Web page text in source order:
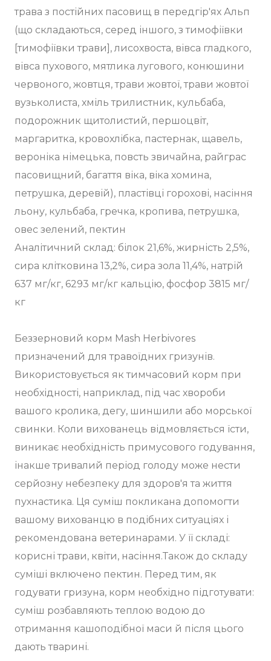
трава з постійних пасовищ в передгір'ях Альп
(що складаються, серед іншого, з тимофіївки
[тимофіївки трави], лисохвоста, вівса гладкого,
вівса пухового, мятлика лугового, конюшини
червоного, жовтця, трави жовтої, трави жовтої
вузьколиста, хміль трилистник, кульбаба,
подорожник щитолистий, першоцвіт,
маргаритка, кровохлібка, пастернак, щавель,
вероніка німецька, повсть звичайна, райграс
пасовищний, багаття віка, віка хомина,
петрушка, деревій), пластівці горохові, насіння
льону, кульбаба, гречка, кропива, петрушка,
овес зелений, пектин
Аналітичний склад: білок 21,6%, жирність 2,5%,
сира клітковина 13,2%, сира зола 11,4%, натрій
637 мг/кг, 6293 мг/кг кальцію, фосфор 3815 мг/
кг
Беззерновий корм Mash Herbivores
призначений для травоїдних гризунів.
Використовується як тимчасовий корм при
необхідності, наприклад, під час хвороби
вашого кролика, дегу, шиншили або морської
свинки. Коли вихованець відмовляється їсти,
виникає необхідність примусового годування,
інакше тривалий період голоду може нести
серйозну небезпеку для здоров'я та життя
пухнастика. Ця суміш покликана допомогти
вашому вихованцю в подібних ситуаціях і
рекомендована ветеринарами. У її складі:
корисні трави, квіти, насіння.Також до складу
суміші включено пектин. Перед тим, як
годувати гризуна, корм необхідно підготувати:
суміш розбавляють теплою водою до
отримання кашоподібної маси й після цього
дають тварині.